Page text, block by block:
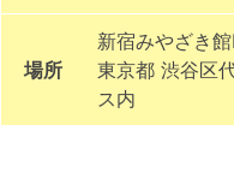
場所
新宿みやざき
東京都 渋谷区
ス内